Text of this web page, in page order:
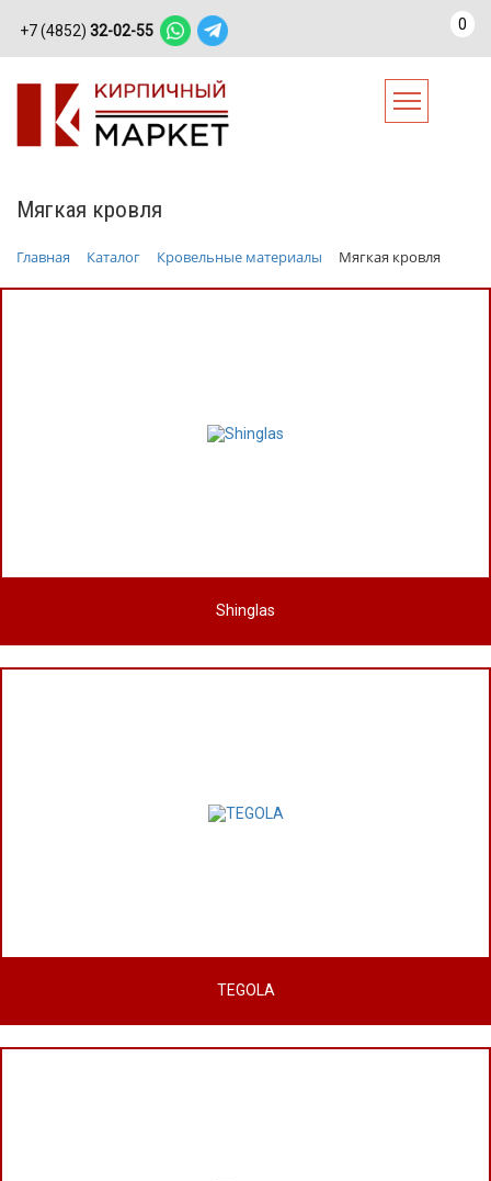
+7 (4852) 32-02-55 0
Мягкая кровля
Главная Каталог Кровельные материалы Мягкая кровля
Shinglas
TEGOLA